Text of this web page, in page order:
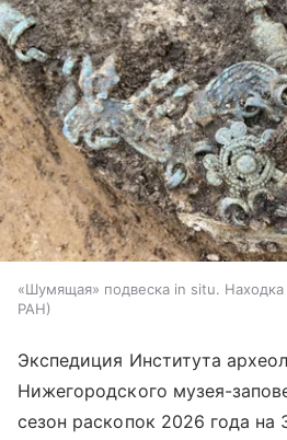
«Шумящая» подвеска in situ. Находка
РАН
Экспедиция Института
Нижегородского музея-
сезон раскопок 2026 года на